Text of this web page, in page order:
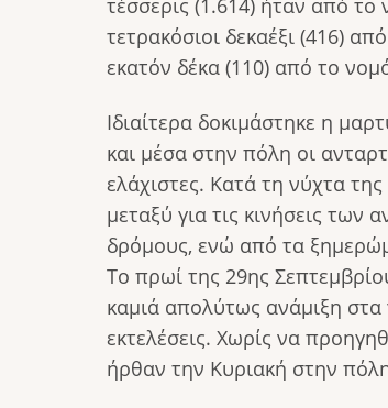
τέσσερις (1.614) ήταν από το
τετρακόσιοι δεκαέξι (416)
εκατόν δέκα (110) από το
Ιδιαίτερα δοκιμάστηκε η
και μέσα στην πόλη οι
ελάχιστες. Κατά τη νύχτα
μεταξύ για τις κινήσεις
δρόμους, ενώ από τα
Το πρωί της 29ης
καμιά απολύτως ανάμιξη
εκτελέσεις. Χωρίς να
ήρθαν την Κυριακή στην